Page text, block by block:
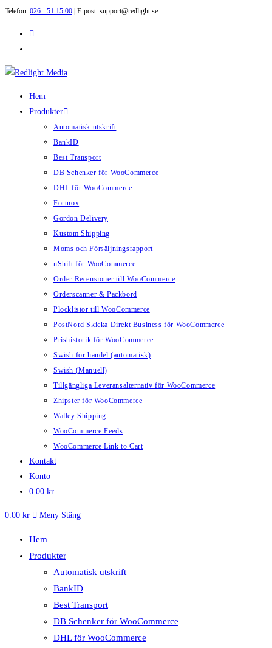
Hoppa
Telefon: 026 - 51 15 00 | E-post: support@redlight.se
Hem
Produkter
Automatisk utskrift
BankID
Best Transport
DB Schenker för WooCommerce
DHL för WooCommerce
Fortnox
Gordon Delivery
Kustom Shipping
Moms och Försäljningsrapport
nShift för WooCommerce
Order Recensioner till WooCommerce
Orderscanner & Packbord
Plocklistor till WooCommerce
PostNord Skicka Direkt Business för WooCommerce
Prishistorik för WooCommerce
Swish för handel (automatisk)
Swish (Manuell)
Tillgängliga Leveransalternativ för WooCommerce
Zhipster för WooCommerce
Walley Shipping
WooCommerce Feeds
WooCommerce Link to Cart
Kontakt
Konto
0.00 kr
0.00 kr Meny Stäng
Hem
Produkter
Automatisk utskrift
BankID
Best Transport
DB Schenker för WooCommerce
DHL för WooCommerce